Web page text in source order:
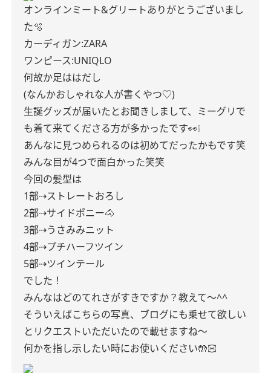
オンラインミート&グリートありがとうございまし
た🫧
カーディガン:ZARA
ワンピース:UNIQLO
何故か足ははだし
(なんかおしゃれな人が書くやつ♡)
生誕グッズが届いたとお聞きしまして、ミーグリで
も着て来てくださる方が多かったです👀❕
あんなに見つめられるのは初めてだったかもです笑
みんな目が4つで面白かった笑笑
今回の髪型は
1部⇢ストレートおろし
2部⇢サイドポニー🐴
3部⇢うさみみニット
4部⇢プチハーフツイン
5部⇢ツインテール
でした！
みんなはどのてれさがすきですか？教えて〜^^
そういえばこちらの写真、ブログにも乗せて欲しい
とリクエストいただいたので載せますね〜
何かを指し示したい時にお使いください🤲🏻